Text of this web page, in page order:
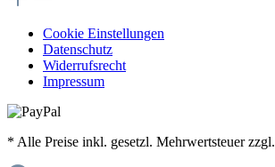
Cookie Einstellungen
Datenschutz
Widerrufsrecht
Impressum
* Alle Preise inkl. gesetzl. Mehrwertsteuer zzgl.